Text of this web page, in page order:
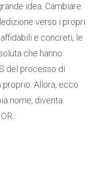
idea. Cambiare
verso i propri
e concreti, le
che hanno
del processo di
Allora, ecco
nome, diventa